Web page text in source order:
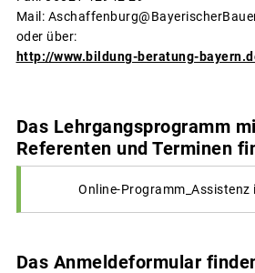
Mail:
oder über:
http://www.bildung-beratung-
Das Lehrgangsprogramm
Referenten und Terminen
Online-
Das Anmeldeformular